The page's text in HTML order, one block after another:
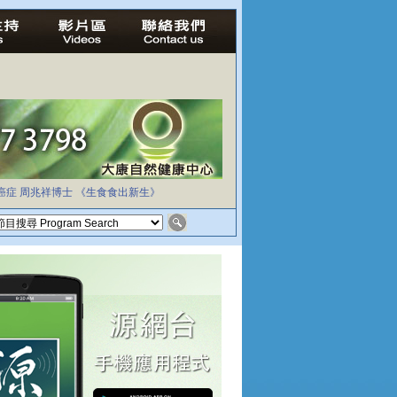
症 周兆祥博士 《生食食出新生》